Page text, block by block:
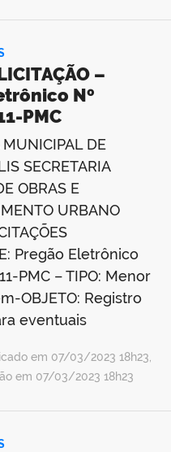
–
Nº
PMC
MUNICIPAL DE
SECRETARIA
OBRAS E
URBANO
Pregão Eletrônico
PMC – TIPO: Menor
OBJETO: Registro
eventuais
em 07/03/2023 18h23,
em 07/03/2023 18h23